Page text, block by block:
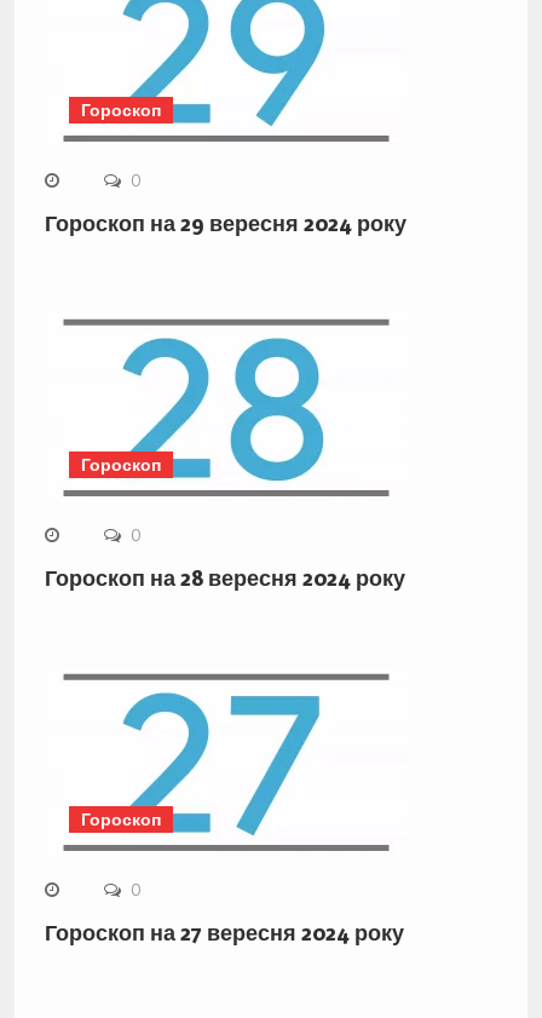
Гороскоп
0
Гороскоп на 29 вересня 2024 року
Гороскоп
0
Гороскоп на 28 вересня 2024 року
Гороскоп
0
Гороскоп на 27 вересня 2024 року